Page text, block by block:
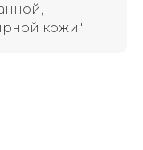
кожи."